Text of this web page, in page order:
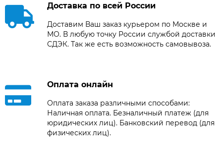
Доставка по всей России
Доставим Ваш заказ курьером по Москве и
МО. В любую точку России службой доставки
СДЭК. Так же есть возможность самовывоза.
Оплата онлайн
Оплата заказа различными способами:
Наличная оплата. Безналичный платеж (для
юридических лиц). Банковский перевод (для
физических лиц).